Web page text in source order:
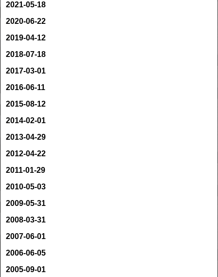
2021-05-18
2020-06-22
2019-04-12
2018-07-18
2017-03-01
2016-06-11
2015-08-12
2014-02-01
2013-04-29
2012-04-22
2011-01-29
2010-05-03
2009-05-31
2008-03-31
2007-06-01
2006-06-05
2005-09-01